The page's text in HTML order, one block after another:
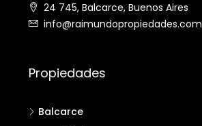
24 745, Balcarce, Buenos Aires
info@raimundopropiedades.com
Propiedades
Balcarce